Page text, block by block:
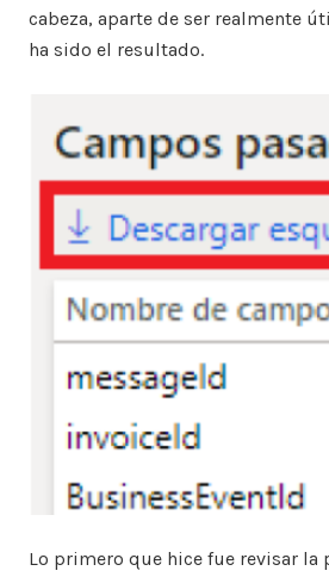
cabeza, aparte de ser realmente
ha sido el resultado.
Lo primero que hice fue revisar